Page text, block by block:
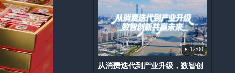
12:00
从消费迭代到产业升级，数智创